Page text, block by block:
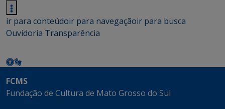
ir para conteúdoir para navegaçãoir para busca
Ouvidoria Transparência
FCMS
Fundação de Cultura de Mato Grosso do Sul